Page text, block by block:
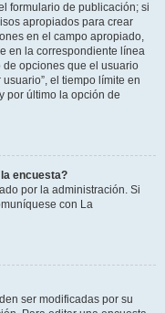
formulario de publicación; si
apropiados para crear
en el campo apropiado,
en la correspondiente línea
opciones que el usuario
el tiempo límite en
por último la opción de
encuesta?
por la administración. Si
con La
ser modificadas por su